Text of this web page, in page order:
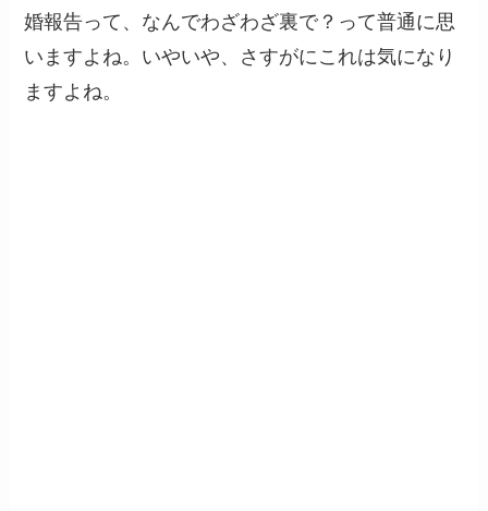
婚報告って、なんでわざわざ裏で？って普通に思
いますよね。いやいや、さすがにこれは気になり
ますよね。